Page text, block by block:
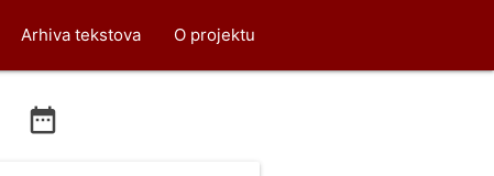
Arhiva tekstova O projektu
date_range